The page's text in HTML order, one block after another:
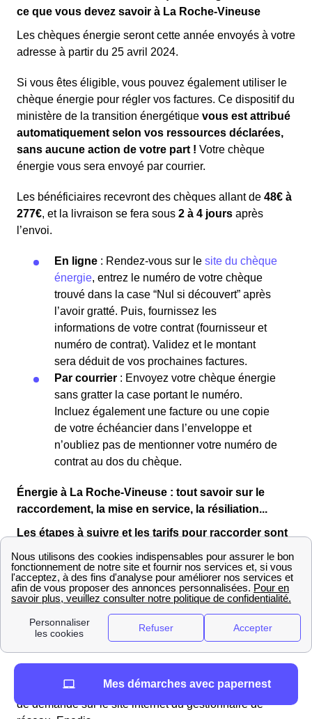
ce que vous devez savoir à La Roche-Vineuse
Les chèques énergie seront cette année envoyés à votre
adresse à partir du 25 avril 2024.
Si vous êtes éligible, vous pouvez également utiliser le
chèque énergie pour régler vos factures. Ce dispositif du
ministère de la transition énergétique vous est attribué
automatiquement selon vos ressources déclarées,
sans aucune action de votre part ! Votre chèque
énergie vous sera envoyé par courrier.
Les bénéficiaires recevront des chèques allant de 48€ à
277€, et la livraison se fera sous 2 à 4 jours après
l’envoi.
En ligne : Rendez-vous sur le site du chèque
énergie, entrez le numéro de votre chèque
trouvé dans la case “Nul si découvert” après
l’avoir gratté. Puis, fournissez les
informations de votre contrat (fournisseur et
numéro de contrat). Validez et le montant
sera déduit de vos prochaines factures.
Par courrier : Envoyez votre chèque énergie
sans gratter la case portant le numéro.
Incluez également une facture ou une copie
de votre échéancier dans l’enveloppe et
n’oubliez pas de mentionner votre numéro de
contrat au dos du chèque.
Énergie à La Roche-Vineuse : tout savoir sur le
raccordement, la mise en service, la résiliation...
Les étapes à suivre et les tarifs pour raccorder sont
La Roche-Vineuse
Vous vous apprêtez à déménager dans un logement
neuf à La Roche-Vineuse ? Vous devrez alors déposer
une demande de raccordement auprès d’Enedis Saône-
et-Loire.
faire raccorder leur logementdoivent déposer un dossier
de demande sur le site internet du gestionnaire de
Mes démarches avec papernest